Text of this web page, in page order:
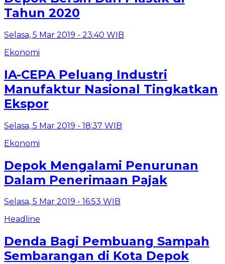
Tahun 2020
Selasa, 5 Mar 2019 - 23:40 WIB
Ekonomi
IA-CEPA Peluang Industri
Manufaktur Nasional Tingkatkan
Ekspor
Selasa, 5 Mar 2019 - 18:37 WIB
Ekonomi
Depok Mengalami Penurunan
Dalam Penerimaan Pajak
Selasa, 5 Mar 2019 - 16:53 WIB
Headline
Denda Bagi Pembuang Sampah
Sembarangan di Kota Depok